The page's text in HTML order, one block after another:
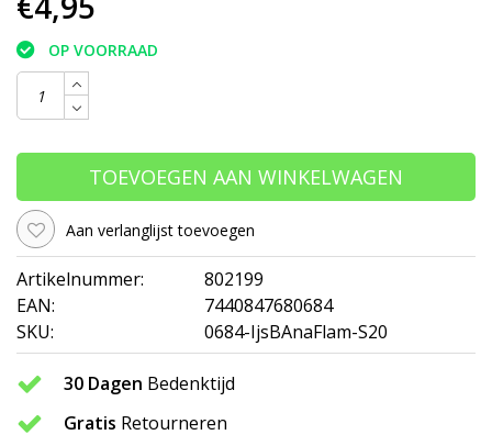
OP VOORRAAD
TOEVOEGEN AAN WINKELWAGEN
Aan verlanglijst toevoegen
Artikelnummer:
802199
EAN:
7440847680684
SKU:
0684-IjsBAnaFlam-S20
30 Dagen Bedenktijd
Gratis Retourneren